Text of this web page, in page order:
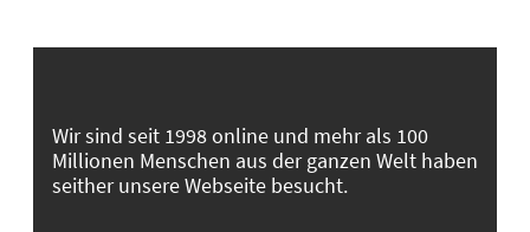
Wir sind seit 1998 online und mehr als 100
Millionen Menschen aus der ganzen Welt haben
seither unsere Webseite besucht.